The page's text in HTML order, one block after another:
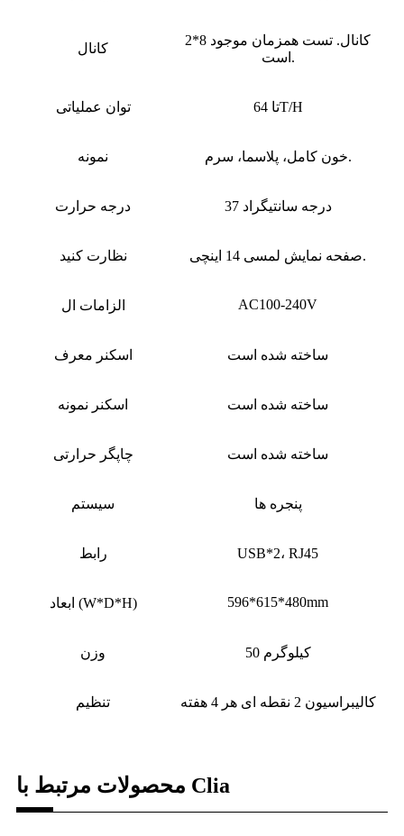
کانال
2*8 کانال. تست همزمان موجود
است.
توان عملیاتی تا 64T/H
نمونه خون کامل، پلاسما، سرم.
درجه حرارت 37 درجه سانتیگراد
نظارت کنید صفحه نمایش لمسی 14 اینچی.
الزامات ال AC100-240V
اسکنر معرف ساخته شده است
اسکنر نمونه ساخته شده است
چاپگر حرارتی ساخته شده است
سیستم پنجره ها
رابط USB*2، RJ45
ابعاد (W*D*H) 596*615*480mm
وزن 50 کیلوگرم
تنظیم کالیبراسیون 2 نقطه ای هر 4 هفته
محصولات مرتبط با Clia